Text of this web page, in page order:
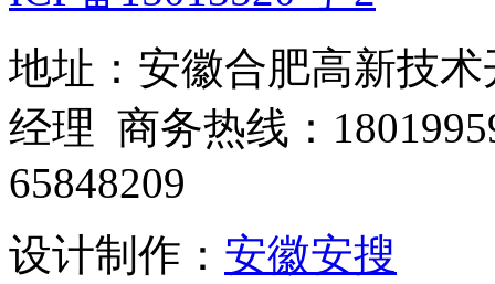
地址：安徽合肥高新技
经理 商务热线：
65848209
设计制作： 安徽安搜